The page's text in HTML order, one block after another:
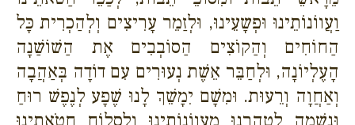
וַעֲווֹנוֹתֵינוּ וּפְשָעֵינוּ, וּלְזַמֵר עָרִיצִים וְלְהַכְרִית כָּל
הַחוֹחִים וְהַקוֹצִים הַסוֹבְבִים אֶת הַשׁוֹשַׁנָה
הָעֶלְיוֹנָה, וּלְחַבֵּר אֵשֶׁת נְעוּרִים עִם דוֹדָה בְּאַהֲבָה
וְאַחֲוָה וְרֵעוּת. וּמִשָׁם יִמָשֵׁךְ לָנוּ שֶׁפָע לְנֶפֶשׁ רוּחַ